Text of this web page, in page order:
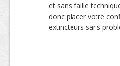
et sans faille
donc placer votre
extincteurs sans